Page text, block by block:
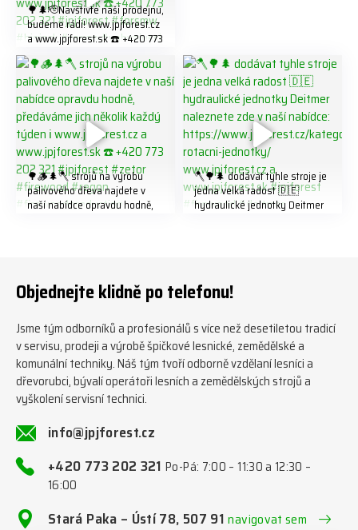
🌳🌲🫡Navštivte naší prodejnu,
budeme rádi! www.jpjforest.cz
a www.jpjforest.sk ☎️ +420 773
#biojack #regon #vahvajussi
🌳🪵🌲🪓 strojů na výrobu
palivového dřeva najdete v
naší nabídce opravdu hodně,
#firewoodproduction
🪓🌳🌲 dodávat tyhle stroje je
jedna velká radost 🇩🇪
hydraulické jednotky Deitmer
#firewood #deitmer
Objednejte klidně po telefonu!
Jsme tým odborníků a profesionálů s více než desetiletou tradicí
v servisu, prodeji a výrobě špičkové lesnické, zemědělské a
komunální techniky. Náš tým tvoří odborně vzdělaní lesníci a
dřevorubci, bývalí operátoři lesních a zemědělských strojů a
vyškolení servisní technici.
info@jpjforest.cz
+420 773 202 321Po-Pá: 7:00 – 11:30 a 12:30 –
16:00
Stará Paka – Ústí 78, 507 91navigovat sem